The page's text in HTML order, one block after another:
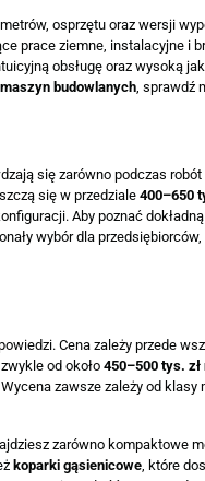
osprzętu oraz wersji
prace ziemne, instalacyjne i
obsługę oraz wysoką
budowlanych , sprawdź
się zarówno podczas
się w przedziale 400–650
Aby poznać
wybór dla
Cena zależy przede
od około 450–500 tys. zł
Wycena zawsze zależy od klasy
zarówno kompaktowe
koparki gąsienicowe , które